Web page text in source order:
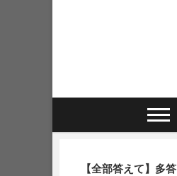
【全部答えて】多